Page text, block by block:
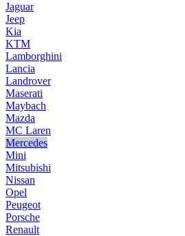
Jaguar
Jeep
Kia
KTM
Lamborghini
Lancia
Landrover
Maserati
Maybach
Mazda
MC Laren
Mercedes
Mini
Mitsubishi
Nissan
Opel
Peugeot
Porsche
Renault